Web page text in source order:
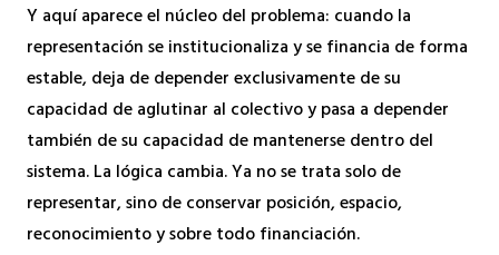
Y aquí aparece el núcleo del problema: cuando la
representación se institucionaliza y se financia de forma
estable, deja de depender exclusivamente de su
capacidad de aglutinar al colectivo y pasa a depender
también de su capacidad de mantenerse dentro del
sistema. La lógica cambia. Ya no se trata solo de
representar, sino de conservar posición, espacio,
reconocimiento y sobre todo financiación.